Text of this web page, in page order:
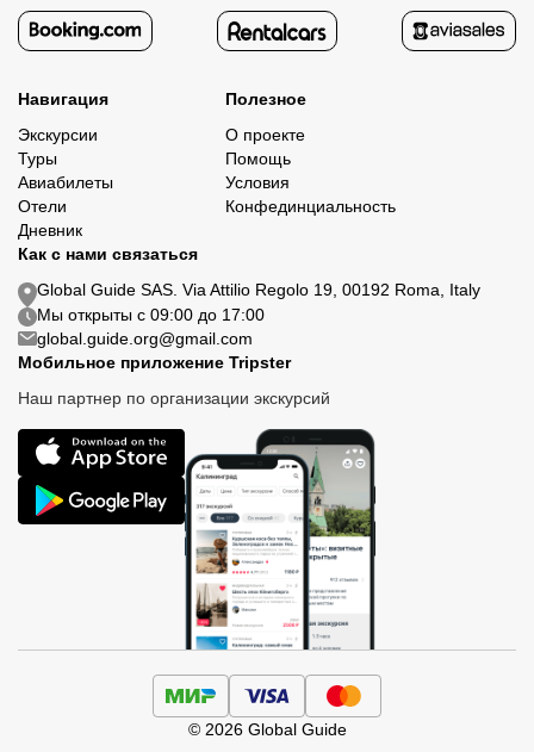
Навигация
Экскурсии
Туры
Авиабилеты
Отели
Дневник
Полезное
О проекте
Помощь
Условия
Конфединциальность
Как с нами связаться
Global Guide SAS. Via Attilio Regolo 19, 00192 Roma, Italy
Мы открыты с 09:00 до 17:00
global.guide.org@gmail.com
Мобильное приложение Tripster
Наш партнер по организации экскурсий
© 2026 Global Guide